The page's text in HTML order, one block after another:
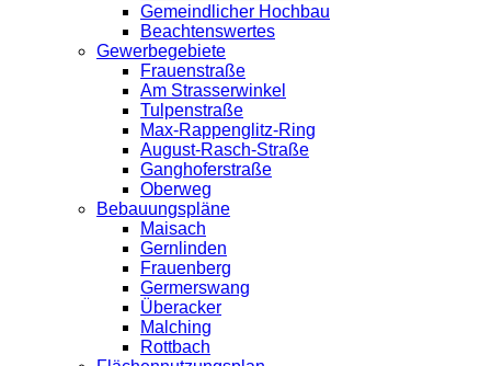
Gemeindlicher Hochbau
Beachtenswertes
Gewerbegebiete
Frauenstraße
Am Strasserwinkel
Tulpenstraße
Max-Rappenglitz-Ring
August-Rasch-Straße
Ganghoferstraße
Oberweg
Bebauungspläne
Maisach
Gernlinden
Frauenberg
Germerswang
Überacker
Malching
Rottbach